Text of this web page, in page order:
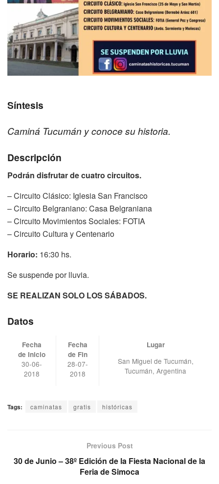
Síntesis
Caminá Tucumán y conoce su historia.
Descripción
Podrán disfrutar de cuatro circuitos.
– Circuito Clásico: Iglesia San Francisco
– Circuito Belgraniano: Casa Belgraniana
– Circuito Movimientos Sociales: FOTIA
– Circuito Cultura y Centenario
Horario: 16:30 hs.
Se suspende por lluvia.
SE REALIZAN SOLO LOS SÁBADOS.
Datos
Fecha
de Inicio
30-06-
2018
Fecha
de Fin
28-07-
2018
Lugar
San Miguel de Tucumán,
Tucumán, Argentina
Tags: caminatas gratis históricas
Previous Post
30 de Junio – 38º Edición de la Fiesta Nacional de la
Feria de Simoca